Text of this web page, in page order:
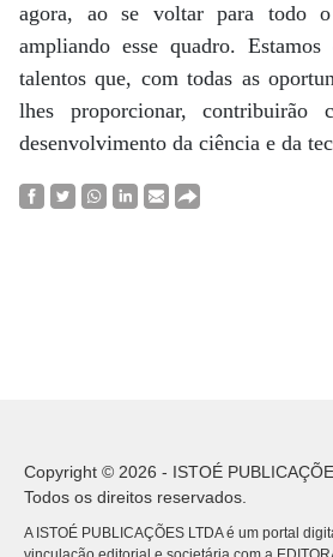
agora, ao se voltar para todo
ampliando esse quadro. Estamos
talentos que, com todas as
lhes proporcionar, contribuirão
desenvolvimento da ciência e da
Copyright © 2026 - ISTOÉ
Todos os direitos reservados.
A ISTOÉ PUBLICAÇÕES LTDA é um portal